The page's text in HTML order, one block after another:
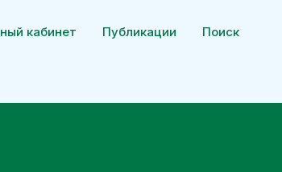
кабинет Публикации Поиск